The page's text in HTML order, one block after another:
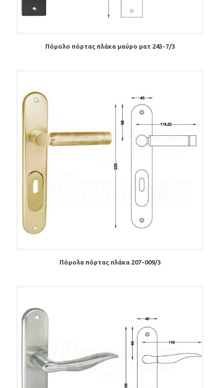
Πόμολο πόρτας πλάκα μαύρο ματ 243-7/3
Πόμολα πόρτας πλάκα 207-009/3